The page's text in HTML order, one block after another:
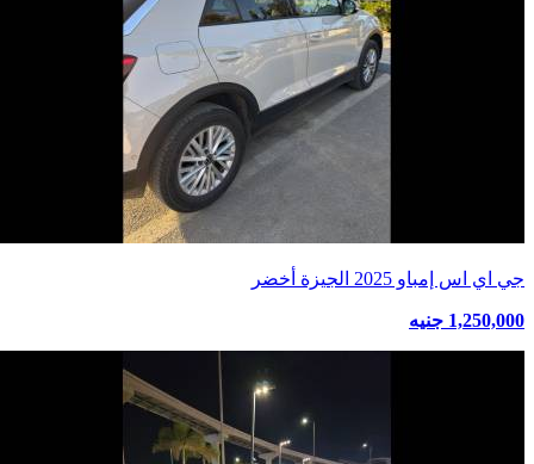
جي اي اس إمباو 2025 الجيزة أخضر
1,250,000 جنيه